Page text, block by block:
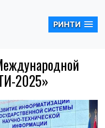
РИНТИ
2025»